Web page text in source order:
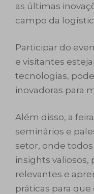
as últimas
campo da
Participar do
e visitantes
tecnologias,
inovadoras para
Além disso, a
seminários e
setor, onde
insights valiosos,
relevantes e
práticas para